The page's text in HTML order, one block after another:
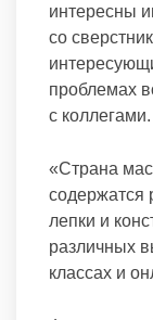
интересны
со
проблемах
с коллегами.
«Страна
содержатся
лепки и
различных
классах и